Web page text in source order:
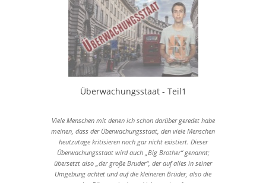
Überwachungsstaat - Teil1
Viele Menschen mit denen ich schon darüber geredet habe
meinen, dass der Überwachungsstaat, den viele Menschen
heutzutage kritisieren noch gar nicht existiert. Dieser
Überwachungsstaat wird auch „Big Brother“ genannt;
übersetzt also „der große Bruder“, der auf alles in seiner
Umgebung achtet und auf die kleineren Brüder, also die